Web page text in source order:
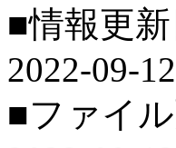
■情報更新
2022-09-12
■ファイ